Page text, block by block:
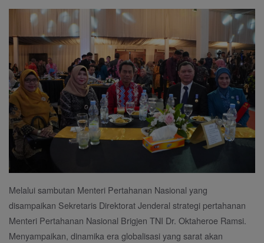
Melalui sambutan Menteri Pertahanan Nasional yang
disampaikan Sekretaris Direktorat Jenderal strategi pertahanan
Menteri Pertahanan Nasional Brigjen TNI Dr. Oktaheroe Ramsi.
Menyampaikan, dinamika era globalisasi yang sarat akan